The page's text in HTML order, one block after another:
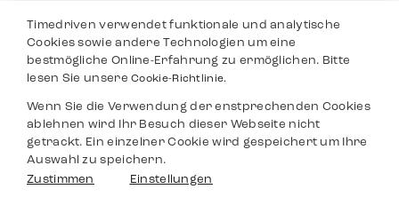
Timedriven verwendet funktionale und analytische
Cookies sowie andere Technologien um eine
bestmögliche Online-Erfahrung zu ermöglichen. Bitte
lesen Sie unsereCookie-Richtlinie.
Wenn Sie die Verwendung der enstprechenden Cookies
ablehnen wird Ihr Besuch dieser Webseite nicht
getrackt. Ein einzelner Cookie wird gespeichert um Ihre
Auswahl zu speichern.
Zustimmen
Einstellungen